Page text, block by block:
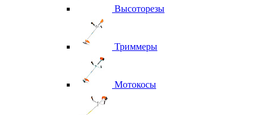
Высоторезы
Триммеры
Мотокосы